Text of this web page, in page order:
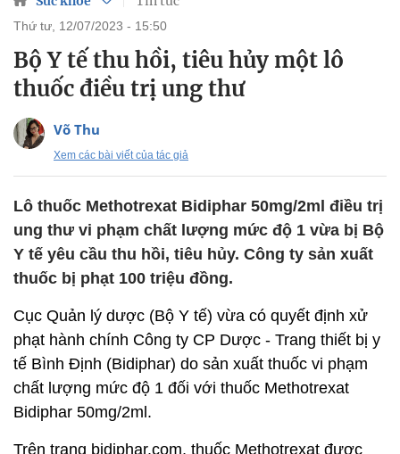
thứ tư, 12/07/2023 - 15:50
Bộ Y tế thu hồi, tiêu hủy một lô
thuốc điều trị ung thư
Võ Thu
Xem các bài viết của tác giả
Lô thuốc Methotrexat Bidiphar 50mg/2ml điều trị
ung thư vi phạm chất lượng mức độ 1 vừa bị Bộ
Y tế yêu cầu thu hồi, tiêu hủy. Công ty sản xuất
thuốc bị phạt 100 triệu đồng.
Cục Quản lý dược (Bộ Y tế) vừa có quyết định xử
phạt hành chính Công ty CP Dược - Trang thiết bị y
tế Bình Định (Bidiphar) do sản xuất thuốc vi phạm
chất lượng mức độ 1 đối với thuốc Methotrexat
Bidiphar 50mg/2ml.
Trên trang bidiphar.com, thuốc Methotrexat được